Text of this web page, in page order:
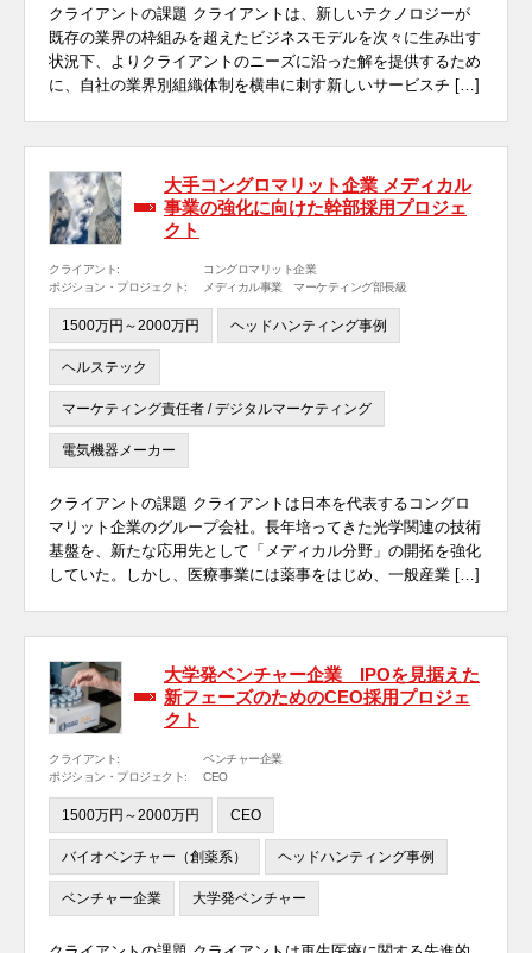
クライアントの課題 クライアントは、新しいテクノロジーが
既存の業界の枠組みを超えたビジネスモデルを次々に生み出す
状況下、よりクライアントのニーズに沿った解を提供するため
に、自社の業界別組織体制を横串に刺す新しいサービスチ […]
大手コングロマリット企業 メディカル
事業の強化に向けた幹部採用プロジェ
クト
クライアント:
コングロマリット企業
ポジション・プロジェクト:
メディカル事業 マーケティング部長級
1500万円～2000万円 ヘッドハンティング事例
ヘルステック
マーケティング責任者 / デジタルマーケティング
電気機器メーカー
クライアントの課題 クライアントは日本を代表するコングロ
マリット企業のグループ会社。長年培ってきた光学関連の技術
基盤を、新たな応用先として「メディカル分野」の開拓を強化
していた。しかし、医療事業には薬事をはじめ、一般産業 […]
大学発ベンチャー企業 IPOを見据えた
新フェーズのためのCEO採用プロジェ
クト
クライアント:
ベンチャー企業
ポジション・プロジェクト:
CEO
1500万円～2000万円 CEO
バイオベンチャー（創薬系） ヘッドハンティング事例
ベンチャー企業 大学発ベンチャー